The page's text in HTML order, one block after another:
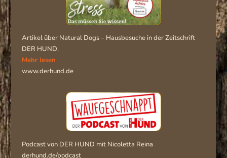
Artikel über Natural Dogs – Hausbesuche in der Zeitschrift
DER HUND.
Mehr lesen
www.derhund.de
Podcast von DER HUND mit Nicoletta Reina
derhund.de/podcast